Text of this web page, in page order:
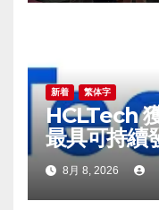
新着 繁体字
HCLTech
最具可持續
8月 8, 2026